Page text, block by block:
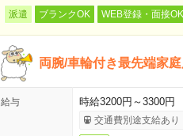
派遣 ブランクOK WEB登録・面接OK
両腕/車輪付き最先端家
給与 時給3200円～3300
交通費別途支給あり